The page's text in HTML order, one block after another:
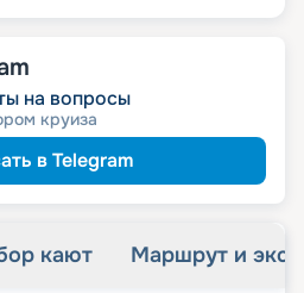
на вопросы
круиза
в Telegram
кают Маршрут и